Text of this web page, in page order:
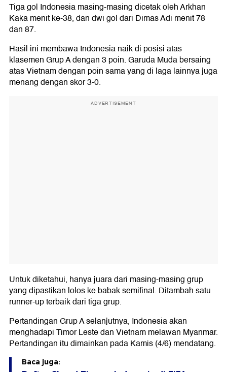
Tiga gol Indonesia masing-masing dicetak oleh Arkhan
Kaka menit ke-38, dan dwi gol dari Dimas Adi menit 78
dan 87.
Hasil ini membawa Indonesia naik di posisi atas
klasemen Grup A dengan 3 poin. Garuda Muda bersaing
atas Vietnam dengan poin sama yang di laga lainnya juga
menang dengan skor 3-0.
ADVERTISEMENT
Untuk diketahui, hanya juara dari masing-masing grup
yang dipastikan lolos ke babak semifinal. Ditambah satu
runner-up terbaik dari tiga grup.
Pertandingan Grup A selanjutnya, Indonesia akan
menghadapi Timor Leste dan Vietnam melawan Myanmar.
Pertandingan itu dimainkan pada Kamis (4/6) mendatang.
Baca juga: